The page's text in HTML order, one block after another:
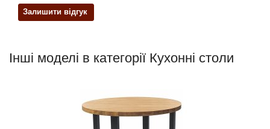
Залишити відгук
Інші моделі в категорії Кухонні столи